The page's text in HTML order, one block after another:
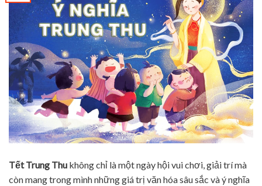
Tết Trung Thu không chỉ là một ngày hội vui chơi, giải trí mà
còn mang trong mình những giá trị văn hóa sâu sắc và ý nghĩa